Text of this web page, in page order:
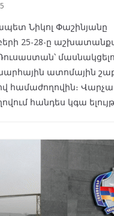
Նիկոլ Փաշինյանը
25-28-ը
ատոմային
համաժողովին։
հանդես կգա